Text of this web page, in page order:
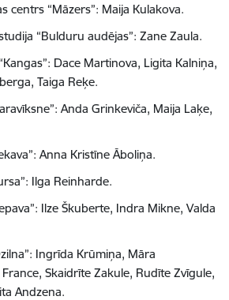
centrs “Māzers”: Maija Kulakova.
“Bulduru audējas”: Zane Zaula.
Dace Martinova, Ligita Kalniņa,
Taiga Reķe.
Anda Grinkeviča, Maija Laķe,
Anna Kristīne Āboliņa.
Ilga Reinharde.
Ilze Škuberte, Indra Mikne, Valda
Ingrīda Krūmiņa, Māra
Skaidrīte Zakule, Rudīte Zvīgule,
Andzena.